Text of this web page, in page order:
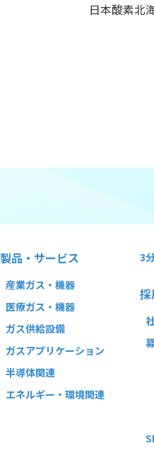
日本酸素北
製品・サービス
産業ガス・機器
医療ガス・機器
ガス供給設備
ガスアプリケーション
半導体関連
エネルギー・環境関連
3